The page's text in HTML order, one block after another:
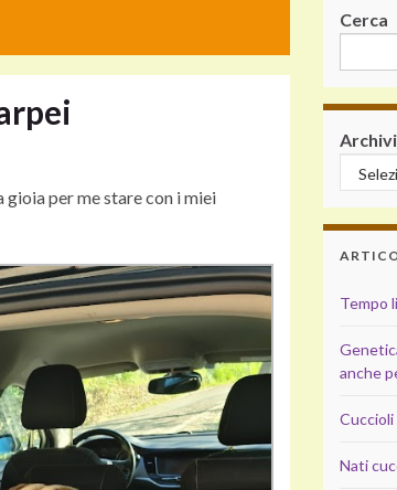
per me stare con i miei
Cerca
Archivi
Tempo
anche
Cuccioli
Nati